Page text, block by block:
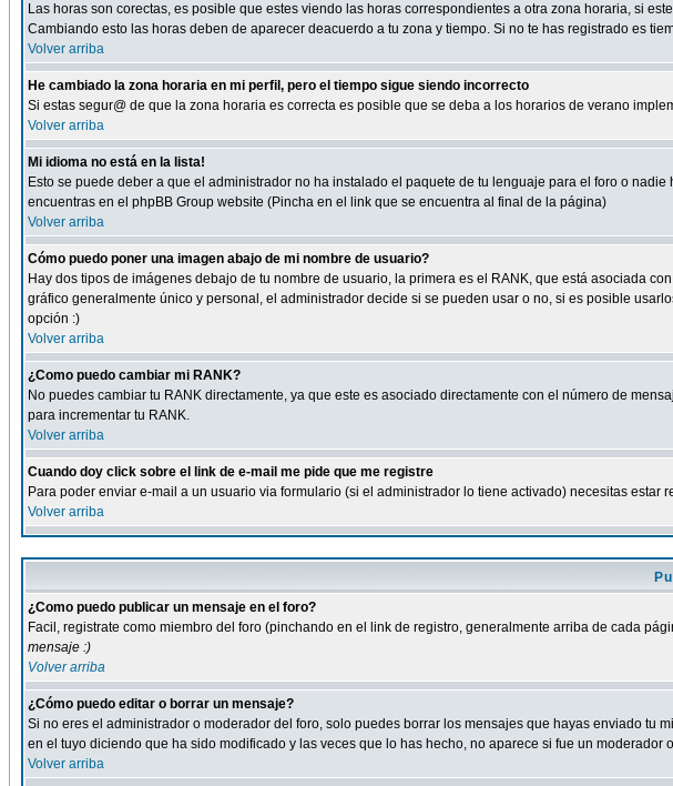
Las horas son corectas, es posible que estes viendo las horas correspondientes a otra zona horaria, si
Cambiando esto las horas deben de aparecer deacuerdo a tu zona y tiempo. Si no te has registrado es
Volver arriba
He cambiado la zona horaria en mi perfil, pero el tiempo sigue siendo incorrecto
Si estas segur@ de que la zona horaria es correcta es posible que se deba a los horarios de verano
Volver arriba
Mi idioma no está en la lista!
Esto se puede deber a que el administrador no ha instalado el paquete de tu lenguaje para el foro o
encuentras en el phpBB Group website (Pincha en el link que se encuentra al final de la página)
Volver arriba
Cómo puedo poner una imagen abajo de mi nombre de usuario?
Hay dos tipos de imágenes debajo de tu nombre de usuario, la primera es el RANK, que está asociada
gráfico generalmente único y personal, el administrador decide si se pueden usar o no, si es posible
opción :)
Volver arriba
¿Como puedo cambiar mi RANK?
No puedes cambiar tu RANK directamente, ya que este es asociado directamente con el número de
para incrementar tu RANK.
Volver arriba
Cuando doy click sobre el link de e-mail me pide que me registre
Para poder enviar e-mail a un usuario via formulario (si el administrador lo tiene activado) necesitas
Volver arriba
¿Como puedo publicar un mensaje en el foro?
Facil, registrate como miembro del foro (pinchando en el link de registro, generalmente arriba de cada
mensaje :)
Volver arriba
¿Cómo puedo editar o borrar un mensaje?
Si no eres el administrador o moderador del foro, solo puedes borrar los mensajes que hayas enviado tu
en el tuyo diciendo que ha sido modificado y las veces que lo has hecho, no aparece si fue un
Volver arriba